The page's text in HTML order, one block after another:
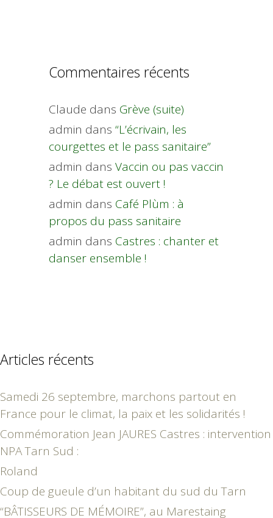
Commentaires récents
Claude dans Grève (suite)
admin dans “L’écrivain, les
courgettes et le pass sanitaire”
admin dans Vaccin ou pas vaccin
? Le débat est ouvert !
admin dans Café Plùm : à
propos du pass sanitaire
admin dans Castres : chanter et
danser ensemble !
Articles récents
Samedi 26 septembre, marchons partout en
France pour le climat, la paix et les solidarités !
Commémoration Jean JAURES Castres : intervention
NPA Tarn Sud :
Roland
Coup de gueule d’un habitant du sud du Tarn
“BÂTISSEURS DE MÉMOIRE”, au Marestaing